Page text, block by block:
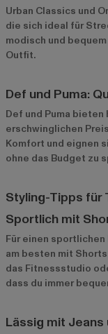
Urban Classics und
die sich ideal für
modisch und
Outfit.
Def und Puma:
Def und Puma bieten
erschwinglichen
Komfort und eignen
ohne das Budget zu
Styling-Tipps für
Sportlich mit
Für einen
am besten mit
das Fitnessstudio
dass du immer
Lässig mit Jeans